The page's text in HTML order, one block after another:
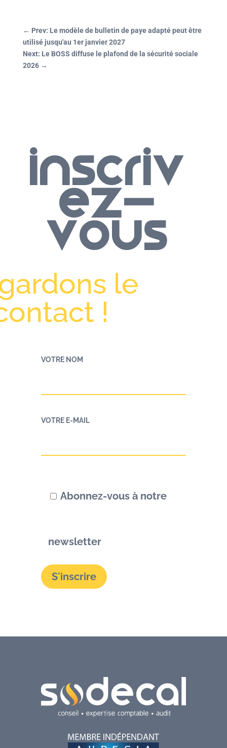
← Prev: Le modèle de bulletin de paye adapté peut être
utilisé jusqu'au 1er janvier 2027
Next: Le BOSS diffuse le plafond de la sécurité sociale
2026→
Inscriv
ez-
vous
le
!
VOTRE NOM
VOTRE E-MAIL
Abonnez-vous à notre
newsletter
S'inscrire